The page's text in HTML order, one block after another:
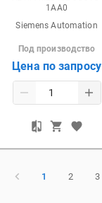
1AA0
Siemens Automation
Под производство
Цена по запросу
1 2 3